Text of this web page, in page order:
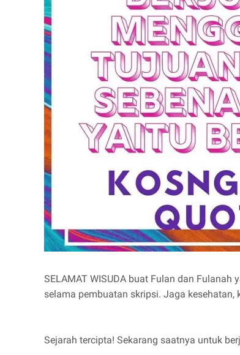
SELAMAT WISUDA buat Fulan dan
selama pembuatan skripsi. Jaga
Sejarah tercipta! Sekarang saatnya untuk